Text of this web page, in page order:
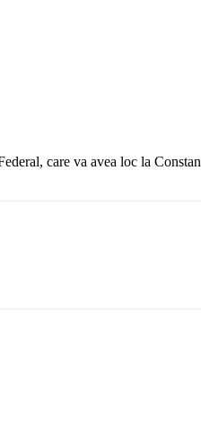
care va avea loc la